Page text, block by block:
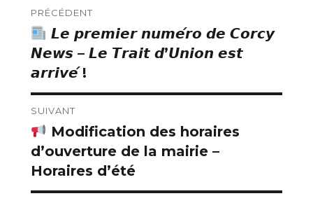
Navigation
de
l’article
PRÉCÉDENT
Publication
précédente :
𝙇𝙚 𝙥𝙧𝙚𝙢𝙞𝙚𝙧 𝙣𝙪𝙢𝙚́𝙧𝙤 𝙙𝙚 𝘾𝙤𝙧𝙘𝙮
𝙉𝙚𝙬𝙨 – 𝙇𝙚 𝙏𝙧𝙖𝙞𝙩 𝙙’𝙐𝙣𝙞𝙤𝙣 𝙚𝙨𝙩
𝙖𝙧𝙧𝙞𝙫𝙚́ !
SUIVANT
Publication
suivante :
Modification des horaires
d’ouverture de la mairie –
Horaires d’été